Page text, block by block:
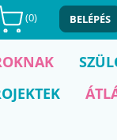
(0) BELÉPÉS